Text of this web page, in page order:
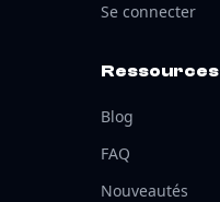
Se connecter
Ressources
Blog
FAQ
Nouveautés